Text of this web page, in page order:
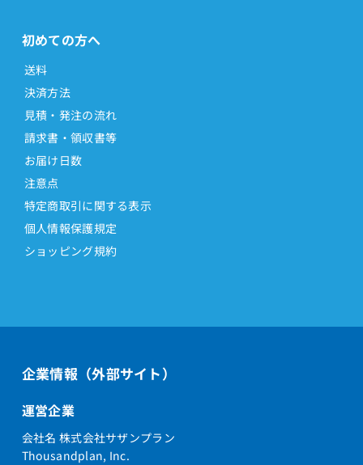
初めての方へ
送料
決済方法
見積・発注の流れ
請求書・領収書等
お届け日数
注意点
特定商取引に関する表示
個人情報保護規定
ショッピング規約
企業情報（外部サイト）
運営企業
会社名 株式会社サザンプラン
Thousandplan, Inc.